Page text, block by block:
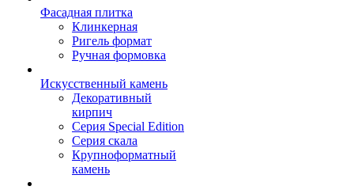
Фасадная плитка
Клинкерная
Ригель формат
Ручная формовка
Искусственный камень
Декоративный
кирпич
Серия Special Edition
Серия скала
Крупноформатный
камень